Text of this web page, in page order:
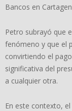
Bancos en
Petro subrayó que
fenómeno y que el
convirtiendo el
significativa del
a cualquier otra.
En este contexto,